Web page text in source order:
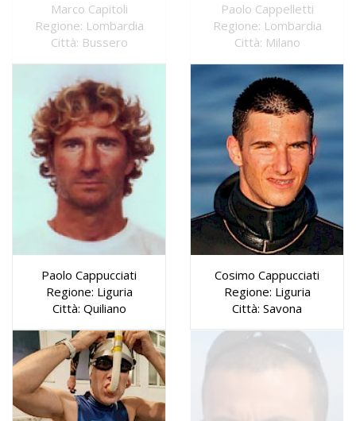
Marco Capitoli
Regione: Lombardia
Città: Bussero
Paolo Cappelletti
Regione: Lombardia
Città: Milano
Paolo Cappucciati
Regione: Liguria
Città: Quiliano
Cosimo Cappucciati
Regione: Liguria
Città: Savona